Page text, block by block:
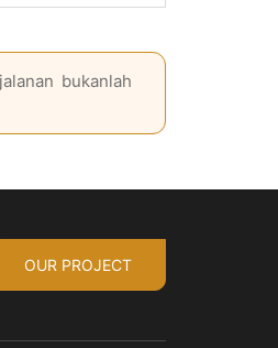
bukanlah
OUR PROJECT